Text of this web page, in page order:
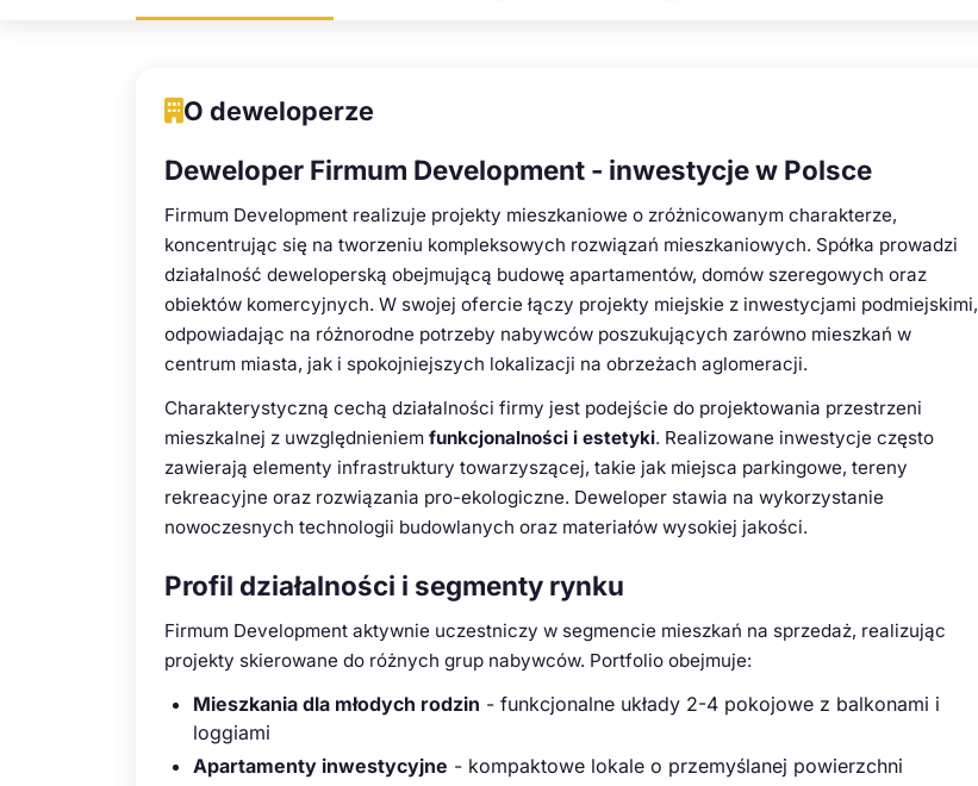
O deweloperze
Deweloper Firmum Development - inwestycje w Polsce
Firmum Development realizuje projekty mieszkaniowe o zróżnicowanym charakterze,
koncentrując się na tworzeniu kompleksowych rozwiązań mieszkaniowych. Spółka prowadzi
działalność deweloperską obejmującą budowę apartamentów, domów szeregowych oraz
obiektów komercyjnych. W swojej ofercie łączy projekty miejskie z inwestycjami podmiejskimi,
odpowiadając na różnorodne potrzeby nabywców poszukujących zarówno mieszkań w
centrum miasta, jak i spokojniejszych lokalizacji na obrzeżach aglomeracji.
Charakterystyczną cechą działalności firmy jest podejście do projektowania przestrzeni
mieszkalnej z uwzględnieniem funkcjonalności i estetyki. Realizowane inwestycje często
zawierają elementy infrastruktury towarzyszącej, takie jak miejsca parkingowe, tereny
rekreacyjne oraz rozwiązania pro-ekologiczne. Deweloper stawia na wykorzystanie
nowoczesnych technologii budowlanych oraz materiałów wysokiej jakości.
Profil działalności i segmenty rynku
Firmum Development aktywnie uczestniczy w segmencie mieszkań na sprzedaż, realizując
projekty skierowane do różnych grup nabywców. Portfolio obejmuje:
Mieszkania dla młodych rodzin - funkcjonalne układy 2-4 pokojowe z balkonami i
loggiami
Apartamenty inwestycyjne - kompaktowe lokale o przemyślanej powierzchni